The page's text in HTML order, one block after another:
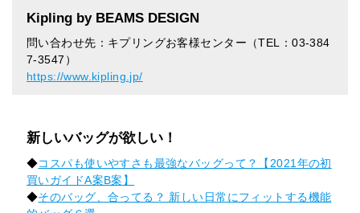
Kipling by BEAMS DESIGN
問い合わせ先：キプリングお客様センター（TEL：03-384
7-3547）
https://www.kipling.jp/
新しいバッグが欲しい！
◆コスパも使いやすさも最強なバッグって？【2021年の初
買いガイドA案B案】
◆そのバッグ、合ってる？ 新しい日常にフィットする機能